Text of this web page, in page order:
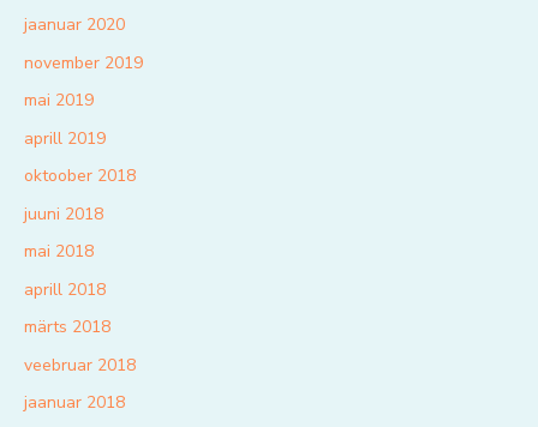
jaanuar 2020
november 2019
mai 2019
aprill 2019
oktoober 2018
juuni 2018
mai 2018
aprill 2018
märts 2018
veebruar 2018
jaanuar 2018